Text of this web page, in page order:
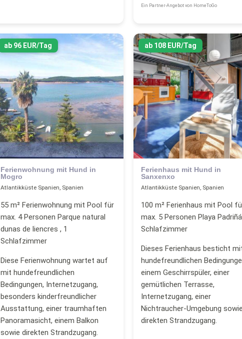
Ein Partner-Angebot von HomeToGo
ab 96 EUR/Tag
Ferienwohnung mit Hund in
Mogro
Atlantikküste Spanien, Spanien
55 m² Ferienwohnung mit Pool für
max. 4 Personen Parque natural
dunas de liencres , 1
Schlafzimmer
Diese Ferienwohnung wartet auf
mit hundefreundlichen
Bedingungen, Internetzugang,
besonders kinderfreundlicher
Ausstattung, einer traumhaften
Panoramasicht, einem Balkon
sowie direkten Strandzugang.
ab 108 EUR/Tag
Ferienhaus mit Hund in
Sanxenxo
Atlantikküste Spanien, Spanien
100 m² Ferienhaus mit Pool
max. 5 Personen Playa
Schlafzimmer
Dieses Ferienhaus besticht
hundefreundlichen
einem Geschirrspüler, einer
gemütlichen Terrasse,
Internetzugang, einer
Nichtraucher-Umgebung
direkten Strandzugang.